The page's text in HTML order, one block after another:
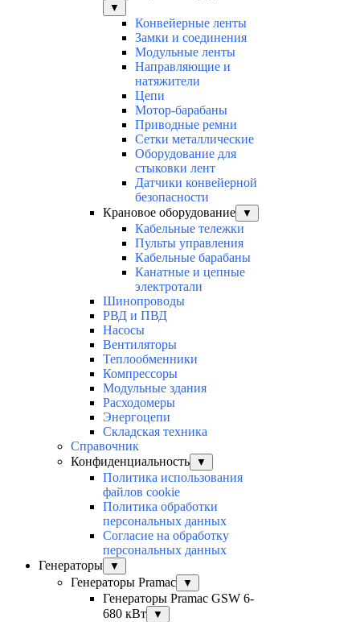
▼
Конвейерные ленты
Замки и соединения
Модульные ленты
Направляющие и
натяжители
Цепи
Мотор-барабаны
Приводные ремни
Сетки металлические
Оборудование для
стыковки лент
Датчики конвейерной
безопасности
Крановое оборудование
▼
Кабельные тележки
Пульты управления
Кабельные барабаны
Канатные и цепные
электротали
Шинопроводы
РВД и ПВД
Насосы
Вентиляторы
Теплообменники
Компрессоры
Модульные здания
Расходомеры
Энергоцепи
Складская техника
Справочник
Конфиденциальность
▼
Политика использования
файлов cookie
Политика обработки
персональных данных
Согласие на обработку
персональных данных
Генераторы
▼
Генераторы Pramac ▼
Генераторы Pramac GSW 6-
680 кВт
▼